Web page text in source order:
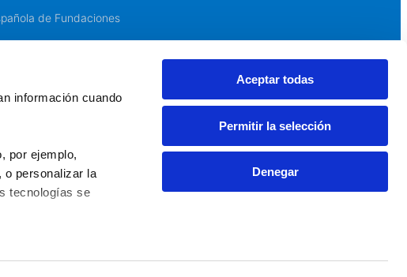
información cuando
por ejemplo,
o personalizar la
tecnologías se
Aceptar todas
Permitir la selección
Denegar
de Fundaciones